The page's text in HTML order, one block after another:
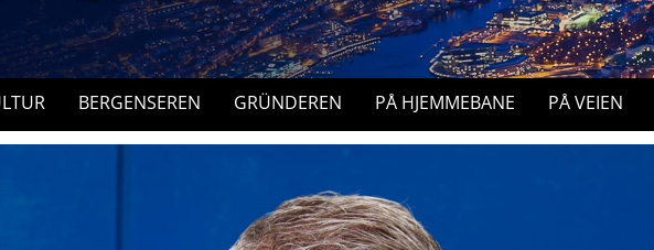
BERGENSEREN GRÜNDEREN PÅ HJEMMEBANE PÅ VEIEN